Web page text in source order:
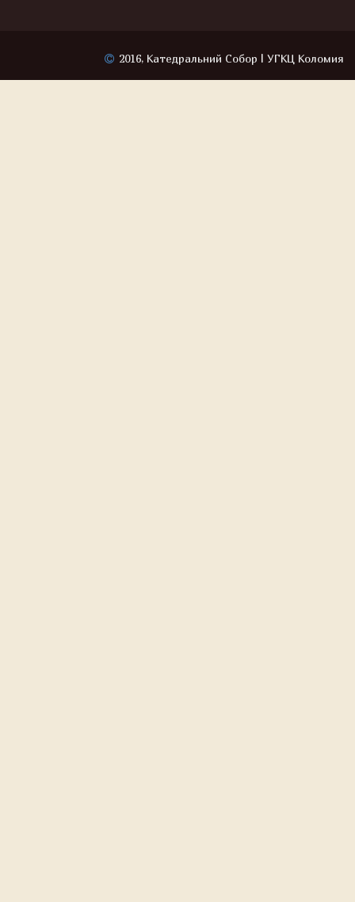
2016, Катедральний Собор | УГКЦ Коломия